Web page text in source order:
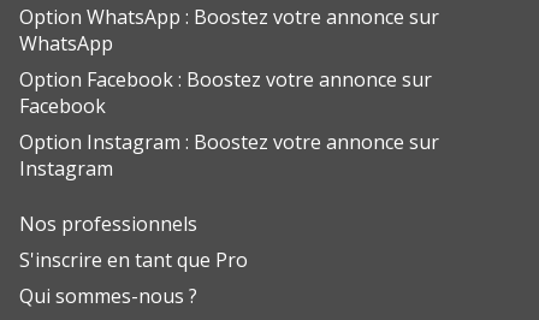
Option WhatsApp : Boostez votre annonce sur
WhatsApp
Option Facebook : Boostez votre annonce sur
Facebook
Option Instagram : Boostez votre annonce sur
Instagram
Nos professionnels
S'inscrire en tant que Pro
Qui sommes-nous ?